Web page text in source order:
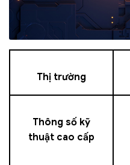
Thị trường
Thông số kỹ
thuật cao cấp